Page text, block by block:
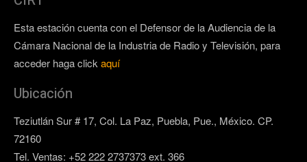
Esta estación cuenta con el Defensor de la Audiencia de la
Cámara Nacional de la Industria de Radio y Televisión, para
acceder haga click aquí
Ubicación
Teziutlán Sur # 17, Col. La Paz, Puebla, Pue., México. CP.
72160
Tel. Ventas: +52 222 2737373 ext. 366